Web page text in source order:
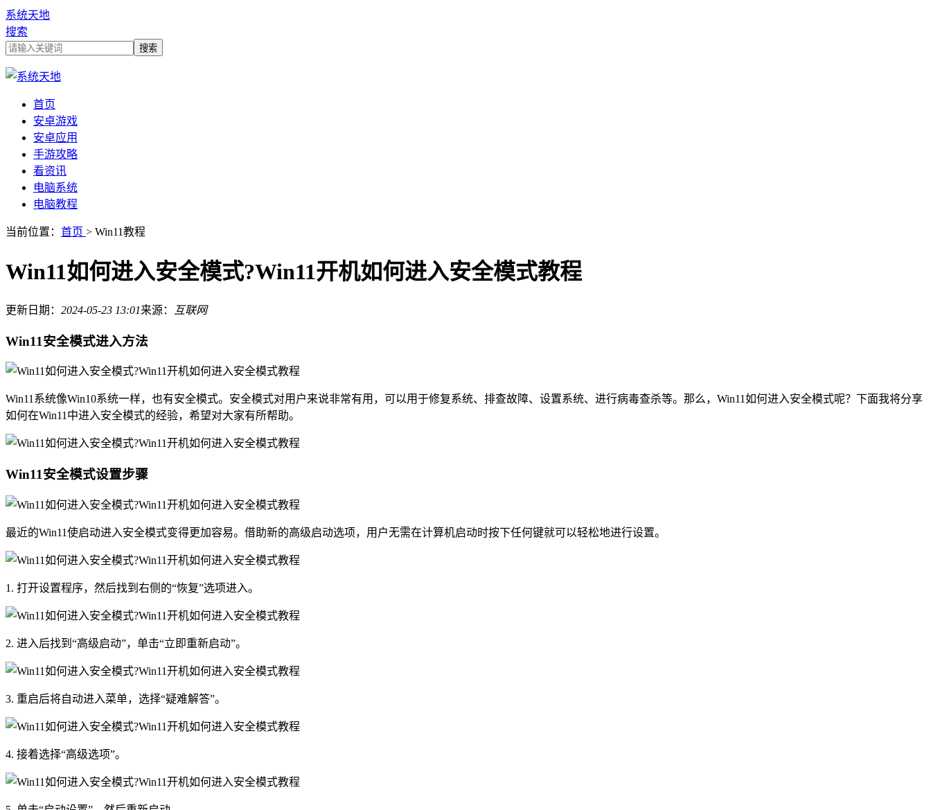
系统天地
搜索
首页
安卓游戏
安卓应用
手游攻略
看资讯
电脑系统
电脑教程
当前位置： 首页 > Win11教程
Win11如何进入安全模式?Win11开机如何进入安全模式教程
更新日期： 2024-05-23 13:01来源： 互联网
Win11安全模式进入方法
Win11系统像Win10系统一样，也有安全模式。安全模式对用户来说非常有用，可以用于修复系统、排查故障、设置系统、进行病毒查杀等。那么，Win11如何进入安全模式呢？下面我将分享
如何在Win11中进入安全模式的经验，希望对大家有所帮助。
Win11安全模式设置步骤
最近的Win11使启动进入安全模式变得更加容易。借助新的高级启动选项，用户无需在计算机启动时按下任何键就可以轻松地进行设置。
1. 打开设置程序，然后找到右侧的“恢复”选项进入。
2. 进入后找到“高级启动”，单击“立即重新启动”。
3. 重启后将自动进入菜单，选择“疑难解答”。
4. 接着选择“高级选项”。